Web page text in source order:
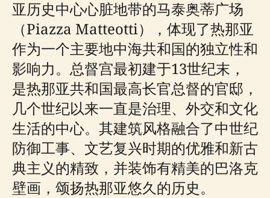
亚历史中心心脏地带的马泰奥蒂广场
（Piazza Matteotti），体现了热那亚
作为一个主要地中海共和国的独立性和
影响力。总督宫最初建于13世纪末，
是热那亚共和国最高长官总督的官邸，
几个世纪以来一直是治理、外交和文化
生活的中心。其建筑风格融合了中世纪
防御工事、文艺复兴时期的优雅和新古
典主义的精致，并装饰有精美的巴洛克
壁画，颂扬热那亚悠久的历史。